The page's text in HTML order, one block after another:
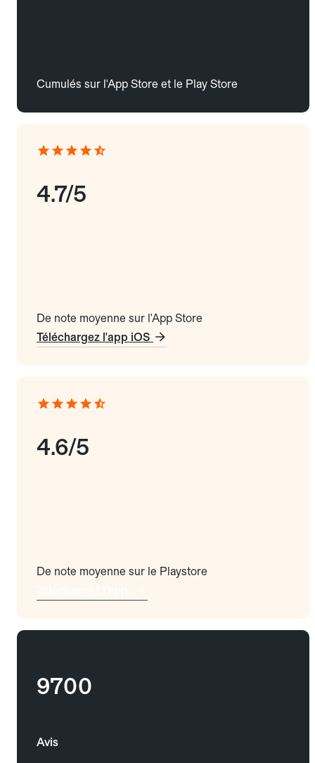
Cumulés sur l'App Store et le Play Store
4.7/5
De note moyenne sur l'App Store
Téléchargez l'app iOS
4.6/5
De note moyenne sur le Playstore
9700
Avis